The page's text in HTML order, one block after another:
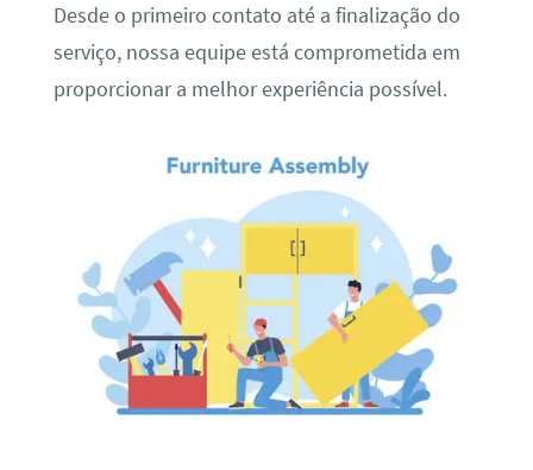
Desde o primeiro contato até a finalização do
serviço, nossa equipe está comprometida em
proporcionar a melhor experiência possível.